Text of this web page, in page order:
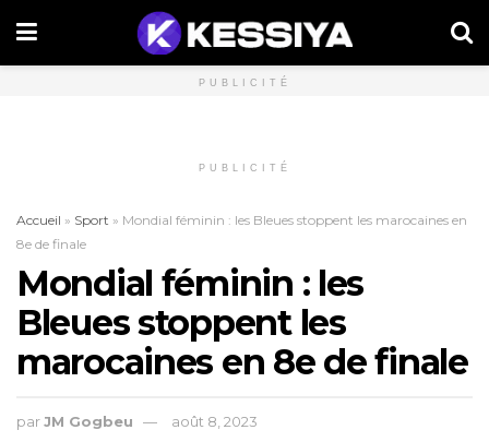
PUBLICITÉ
PUBLICITÉ
Accueil » Sport » Mondial féminin : les Bleues stoppent les marocaines en
8e de finale
Mondial féminin : les
Bleues stoppent les
marocaines en 8e de finale
parJM Gogbeu août 8, 2023